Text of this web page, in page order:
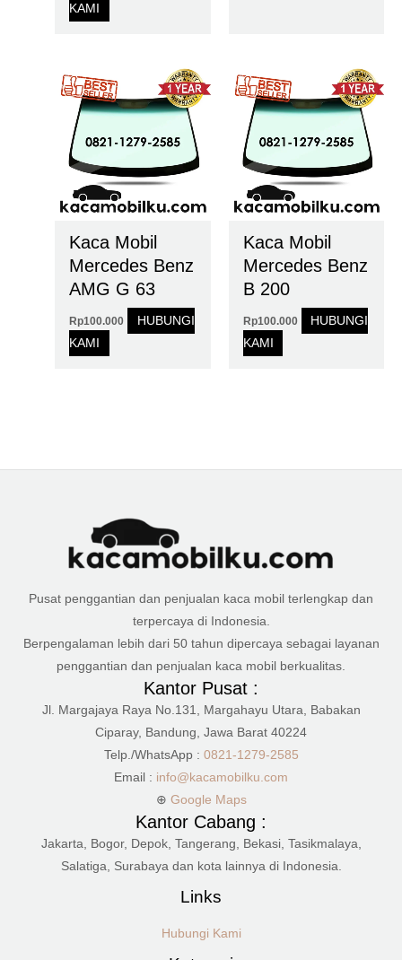
KAMI
Kaca Mobil
Mercedes Benz
AMG G 63
Rp100.000
HUBUNGI
KAMI
Kaca Mobil
Mercedes Benz
B 200
Rp100.000
HUBUNGI
KAMI
Pusat penggantian dan penjualan kaca mobil terlengkap dan
terpercaya di Indonesia.
Berpengalaman lebih dari 50 tahun dipercaya sebagai layanan
penggantian dan penjualan kaca mobil berkualitas.
Kantor Pusat :
Jl. Margajaya Raya No.131, Margahayu Utara, Babakan
Ciparay, Bandung, Jawa Barat 40224
Telp./WhatsApp : 0821-1279-2585
Email : info@kacamobilku.com
⊕ Google Maps
Kantor Cabang :
Jakarta, Bogor, Depok, Tangerang, Bekasi, Tasikmalaya,
Salatiga, Surabaya dan kota lainnya di Indonesia.
Links
Hubungi Kami